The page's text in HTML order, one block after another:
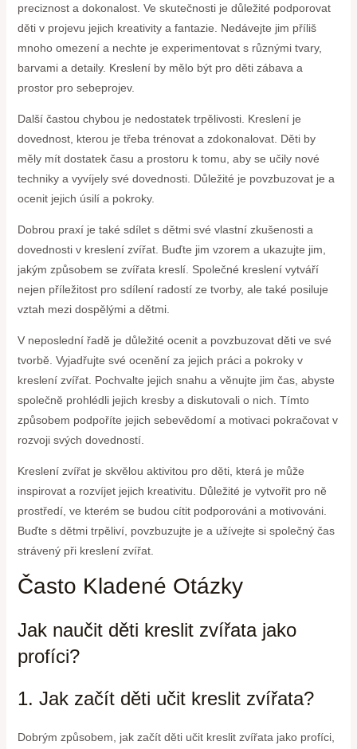
preciznost a dokonalost. Ve skutečnosti je důležité podporovat
děti v projevu jejich kreativity a fantazie. Nedávejte jim příliš
mnoho omezení a nechte je experimentovat s různými tvary,
barvami a detaily. Kreslení by mělo být pro děti zábava a
prostor pro sebeprojev.
Další častou chybou je nedostatek trpělivosti. Kreslení je
dovednost, kterou je třeba trénovat a zdokonalovat. Děti by
měly mít dostatek času a prostoru k tomu, aby se učily nové
techniky a vyvíjely své dovednosti. Důležité je povzbuzovat je a
ocenit jejich úsilí a pokroky.
Dobrou praxí je také sdílet s dětmi své vlastní zkušenosti a
dovednosti v kreslení zvířat. Buďte jim vzorem a ukazujte jim,
jakým způsobem se zvířata kreslí. Společné kreslení vytváří
nejen příležitost pro sdílení radostí ze tvorby, ale také posiluje
vztah mezi dospělými a dětmi.
V neposlední řadě je důležité ocenit a povzbuzovat děti ve své
tvorbě. Vyjadřujte své ocenění za jejich práci a pokroky v
kreslení zvířat. Pochvalte jejich snahu a věnujte jim čas, abyste
společně prohlédli jejich kresby a diskutovali o nich. Tímto
způsobem podpoříte jejich sebevědomí a motivaci pokračovat v
rozvoji svých dovedností.
Kreslení zvířat je skvělou aktivitou pro děti, která je může
inspirovat a rozvíjet jejich kreativitu. Důležité je vytvořit pro ně
prostředí, ve kterém se budou cítit podporováni a motivováni.
Buďte s dětmi trpěliví, povzbuzujte je a užívejte si společný čas
strávený při kreslení zvířat.
Často Kladené Otázky
Jak naučit děti kreslit zvířata jako
profíci?
1. Jak začít děti učit kreslit zvířata?
Dobrým způsobem, jak začít děti učit kreslit zvířata jako profíci,